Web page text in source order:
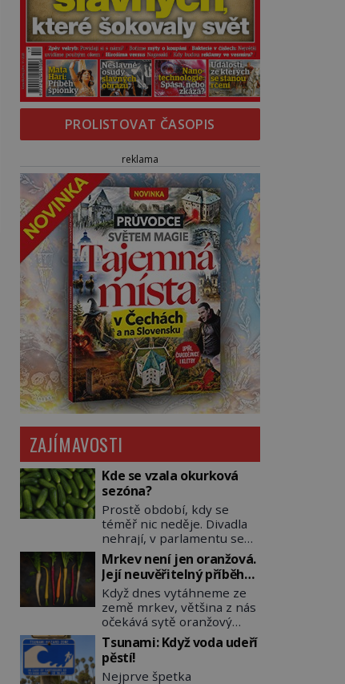
PROLISTOVAT ČASOPIS
reklama
ZAJÍMAVOSTI
Kde se vzala okurková
sezóna?
Prostě období, kdy se
téměř nic neděje. Divadla
nehrají, v parlamentu se
nehlasuje, všichni jsou na
dovolené a média tak
nemají o čem mluvit a psát.
A vymýšlejí si proto
témata, které nikoho
nezajímají. Proč je však ona
letní doba spojovaná
zrovna s okurkami?
Okurkovou sezónu známe
Mrkev není jen oranžová.
Její neuvěřitelný příběh
začíná fialovou barvou
Když dnes vytáhneme ze
země mrkev, většina z nás
očekává sytě oranžový
kořen. Jenže po většinu
své historie je mrkev
všechno možné, jen ne
oranžová. Je fialová, žlutá,
Tsunami: Když voda udeří
pěstí!
Nejprve špetka